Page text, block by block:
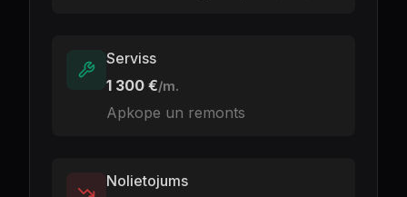
Serviss
1 300 €/m.
Apkope un remonts
Nolietojums